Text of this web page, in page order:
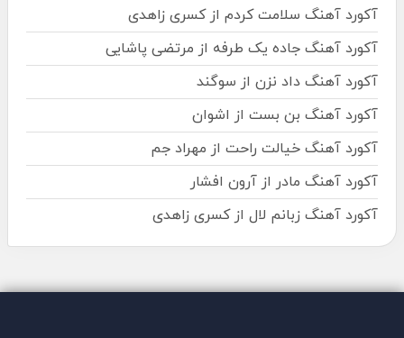
آکورد آهنگ سلامت کردم از کسری زاهدی
آکورد آهنگ جاده یک طرفه از مرتضی پاشایی
آکورد آهنگ داد نزن از سوگند
آکورد آهنگ بن بست از اشوان
آکورد آهنگ خیالت راحت از مهراد جم
آکورد آهنگ مادر از آرون افشار
آکورد آهنگ زبانم لال از کسری زاهدی